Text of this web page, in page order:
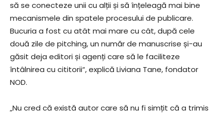
să se conecteze unii cu alții și să înțeleagă mai bine
mecanismele din spatele procesului de publicare.
Bucuria a fost cu atât mai mare cu cât, după cele
două zile de pitching, un număr de manuscrise și-au
găsit deja editori și agenți care să le faciliteze
întâlnirea cu cititorii“, explică Liviana Tane, fondator
NOD.
„Nu cred că există autor care să nu fi simțit că a trimis